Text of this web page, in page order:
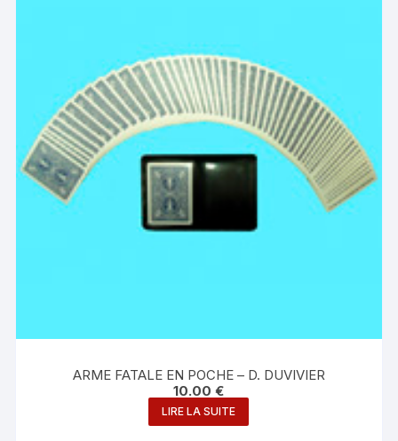
ARME FATALE EN POCHE – D. DUVIVIER
10.00€
LIRE LA SUITE